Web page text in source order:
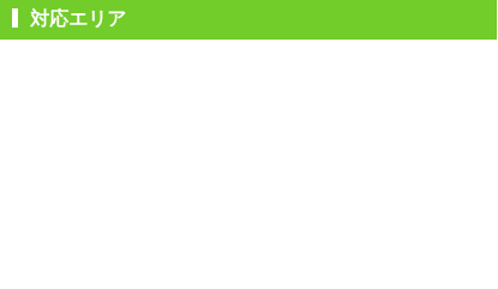
対応エリア